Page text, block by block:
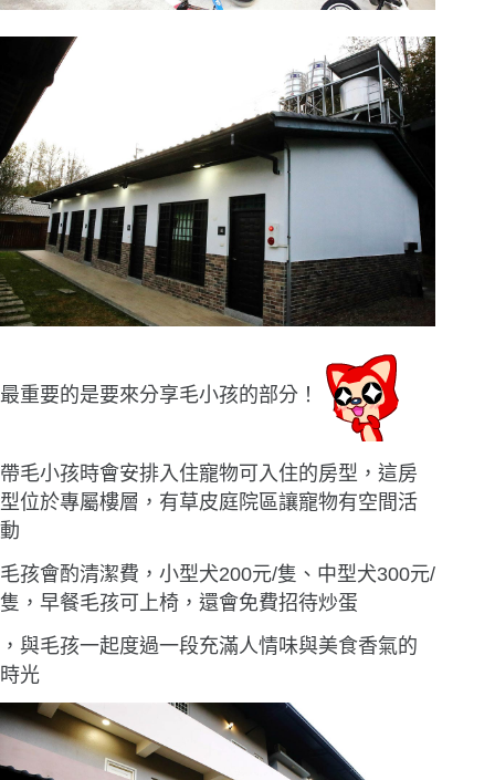
最重要的是要來分享毛小孩的部分！
帶毛小孩時會安排入住寵物可入住的房型，這房
型位於專屬樓層，有草皮庭院區讓寵物有空間活
動
毛孩會酌清潔費，小型犬200元/隻、中型犬300元/
隻，早餐毛孩可上椅，還會免費招待炒蛋
，與毛孩一起度過一段充滿人情味與美食香氣的
時光